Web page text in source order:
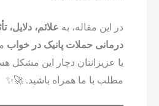
در این مقاله، به علائم،
درمانی حملات پانیک در خواب
یا عزیزانتان دچار این مشکل
مطلب با ما همراه باشید. 🚀✨